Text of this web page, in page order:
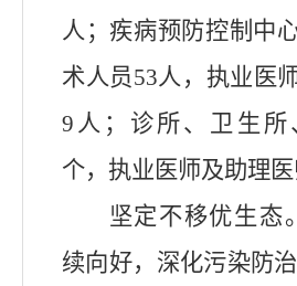
人；疾病预防控制中
术人员53人，执业医
9人；诊所、卫生所
个，执业医师及助理医
坚定不移优生态
续向好，深化污染防治